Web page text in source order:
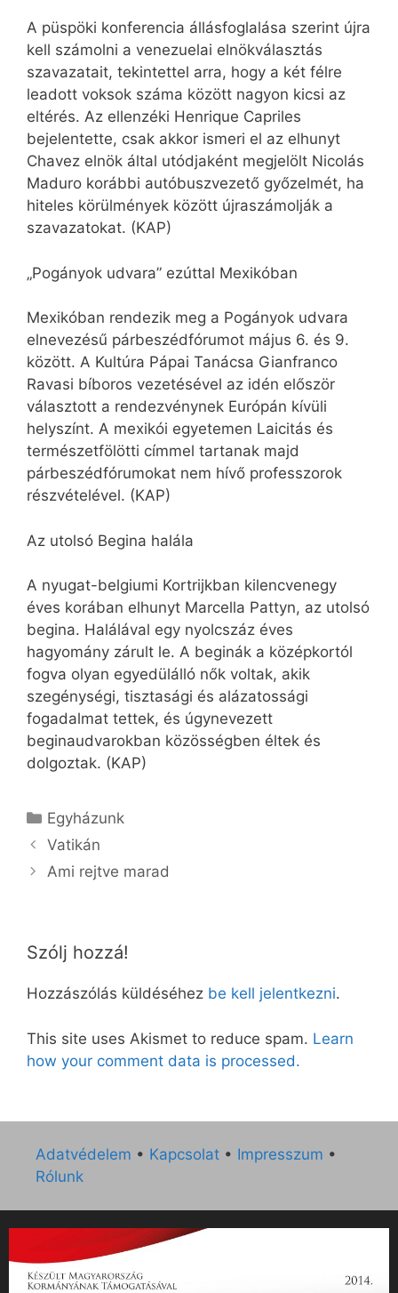
A püspöki konferencia állásfoglalása szerint újra
kell számolni a venezuelai elnökválasztás
szavazatait, tekintettel arra, hogy a két félre
leadott voksok száma között nagyon kicsi az
eltérés. Az ellenzéki Henrique Capriles
bejelentette, csak akkor ismeri el az elhunyt
Chavez elnök által utódjaként megjelölt Nicolás
Maduro korábbi autóbuszvezető győzelmét, ha
hiteles körülmények között újraszámolják a
szavazatokat. (KAP)
„Pogányok udvara” ezúttal Mexikóban
Mexikóban rendezik meg a Pogányok udvara
elnevezésű párbeszédfórumot május 6. és 9.
között. A Kultúra Pápai Tanácsa Gianfranco
Ravasi bíboros vezetésével az idén először
választott a rendezvénynek Európán kívüli
helyszínt. A mexikói egyetemen Laicitás és
természetfölötti címmel tartanak majd
párbeszédfórumokat nem hívő professzorok
részvételével. (KAP)
Az utolsó Begina halála
A nyugat-belgiumi Kortrijkban kilencvenegy
éves korában elhunyt Marcella Pattyn, az utolsó
begina. Halálával egy nyolcszáz éves
hagyomány zárult le. A beginák a középkortól
fogva olyan egyedülálló nők voltak, akik
szegénységi, tisztasági és alázatossági
fogadalmat tettek, és úgynevezett
beginaudvarokban közösségben éltek és
dolgoztak. (KAP)
Kategória
Egyházunk
Vatikán
Ami rejtve marad
Szólj hozzá!
Hozzászólás küldéséhez be kell jelentkezni.
This site uses Akismet to reduce spam. Learn
how your comment data is processed.
Adatvédelem • Kapcsolat • Impresszum •
Rólunk